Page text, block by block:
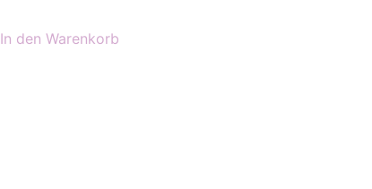
In den Warenkorb